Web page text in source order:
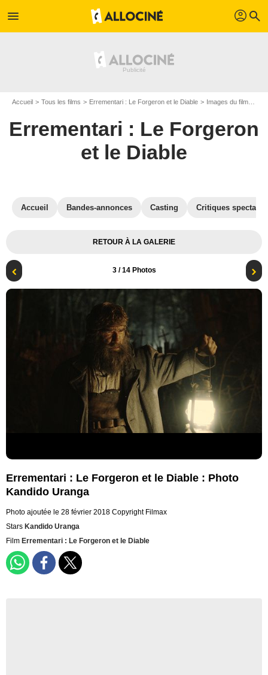
menu profil search
Accueil Tous les films Errementari : Le Forgeron et le Diable Images du film Errementari : Le Forgeron et le Diable
Errementari : Le Forgeron
et le Diable
Accueil Bandes-annonces Casting Critiques
RETOUR À LA GALERIE
3/ 14 Photos
Errementari : Le Forgeron et le Diable : Photo
Kandido Uranga
Photo ajoutée le 28 février 2018 Copyright Filmax
Stars Kandido Uranga
Film Errementari : Le Forgeron et le Diable